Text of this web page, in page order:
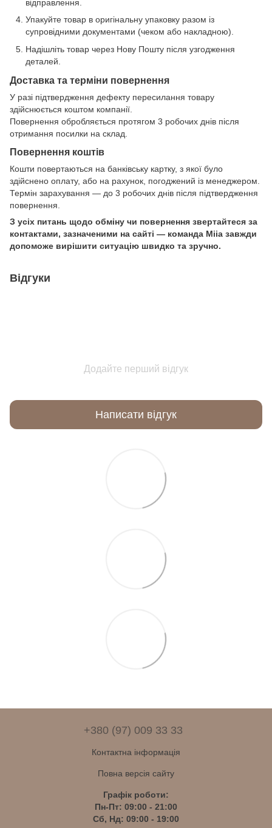
відправлення.
Упакуйте товар в оригінальну упаковку разом із
супровідними документами (чеком або накладною).
Надішліть товар через Нову Пошту після узгодження
деталей.
Доставка та терміни повернення
У разі підтвердження дефекту пересилання товару
здійснюється коштом компанії.
Повернення обробляється протягом 3 робочих днів після
отримання посилки на склад.
Повернення коштів
Кошти повертаються на банківську картку, з якої було
здійснено оплату, або на рахунок, погоджений із менеджером.
Термін зарахування — до 3 робочих днів після підтвердження
повернення.
З усіх питань щодо обміну чи повернення звертайтеся за
контактами, зазначеними на сайті — команда Miia завжди
допоможе вирішити ситуацію швидко та зручно.
Відгуки
Додайте перший відгук
Написати відгук
+380 (97) 009 33 33
Контактна інформація
Повна версія сайту
Графік роботи:
Пн-Пт: 09:00 - 21:00
Сб, Нд: 09:00 - 19:00